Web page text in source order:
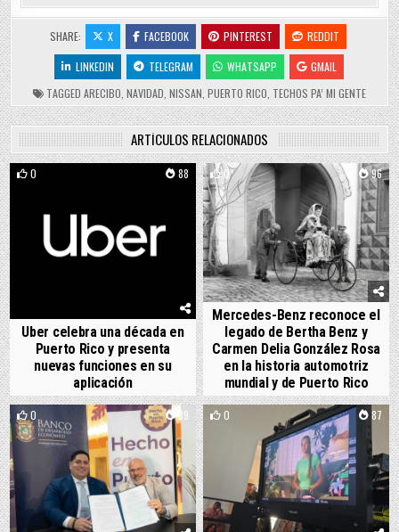
SHARE: X FACEBOOK PINTEREST
REDDIT
LINKEDIN
TELEGRAM WHATSAPP
GMAIL
TAGGED ARECIBO NAVIDAD NISSAN PUERTO RICO TECHOS PA’ MI GENTE
ARTÍCULOS RELACIONADOS
0 88
Uber celebra una década en
Puerto Rico y presenta
nuevas funciones en su
aplicación
0 96
Mercedes-Benz reconoce el
legado de Bertha Benz y
Carmen Delia González Rosa
en la historia automotriz
mundial y de Puerto Rico
0 89 0 87